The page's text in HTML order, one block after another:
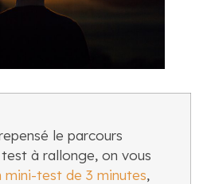
le parcours
test à rallonge, on vous
mini-test de 3 minutes,